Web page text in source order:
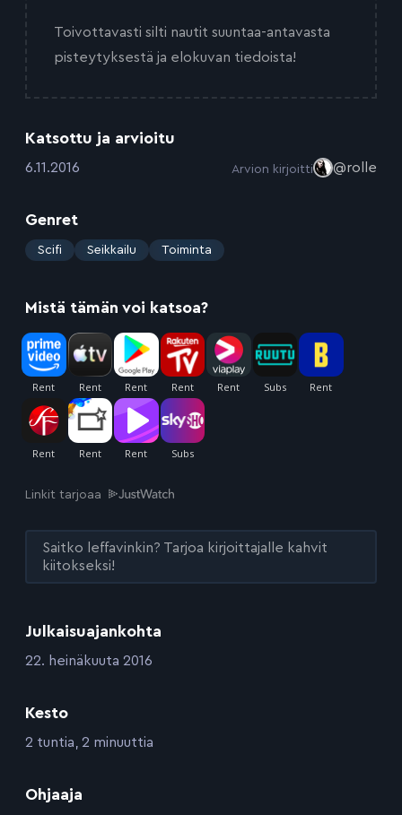
Julkaisuajankohta
:22. heinäkuuta 2016
Kesto
:2 tuntia, 2 minuuttia
Ohjaaja
Toivottavasti silti nautit suuntaa-antavasta
pisteytyksestä ja elokuvan tiedoista!
Katsottu ja arvioitu
:6.11.2016 Arvion kirjoitti @rolle
Genret
: Scifi Seikkailu Toiminta
Mistä tämän voi katsoa?
Linkit tarjoaa
Saitko leffavinkin? Tarjoa kirjoittajalle kahvit
kiitokseksi!